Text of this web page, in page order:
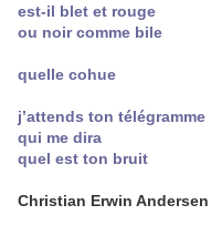
est-il blet et rouge
ou noir comme bile
quelle cohue
j’attends ton télégramme
qui me dira
quel est ton bruit
Christian Erwin Andersen